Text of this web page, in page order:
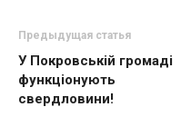
Предыдущая статья
У Покровській громаді
функціонують
свердловини!